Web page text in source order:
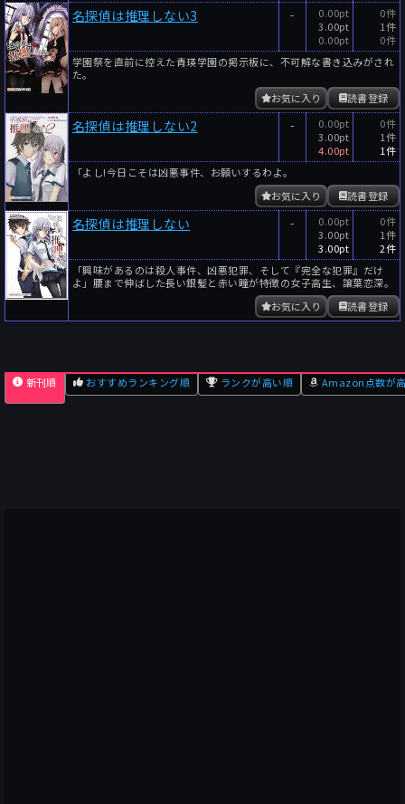
名探偵は推理しない3 -
0.00pt
3.00pt
0.00pt
0件
1件
0件
学園祭を直前に控えた青瑛学園の掲示板に、不可解な書き込みがされ
た。
読書登録
お気に入り
名探偵は推理しない2 -
0.00pt
3.00pt
4.00pt
0件
1件
1件
「よし!今日こそは凶悪事件、お願いするわよ。
読書登録
お気に入り
名探偵は推理しない -
0.00pt
3.00pt
3.00pt
0件
1件
2件
「興味があるのは殺人事件、凶悪犯罪、そして『完全な犯罪』だけ
よ」腰まで伸ばした長い銀髪と赤い瞳が特徴の女子高生、譲葉恋深。
読書登録
お気に入り
新刊順 おすすめランキング順 ランクが高い順 Amazon点数が